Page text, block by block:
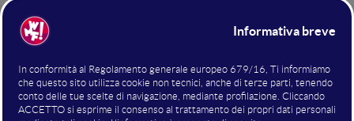
Seleziona Sala
Legal Tech